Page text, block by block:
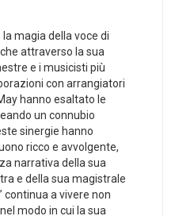
magia della ⁤voce di
attraverso la sua
e i musicisti più
con arrangiatori
hanno esaltato le
‌un connubio⁤
sinergie hanno
ricco e avvolgente,
narrativa della sua
e della sua magistrale
continua a vivere non
modo‍ in cui la sua